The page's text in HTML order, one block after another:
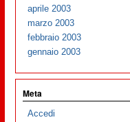
aprile 2003
marzo 2003
febbraio 2003
gennaio 2003
Meta
Accedi